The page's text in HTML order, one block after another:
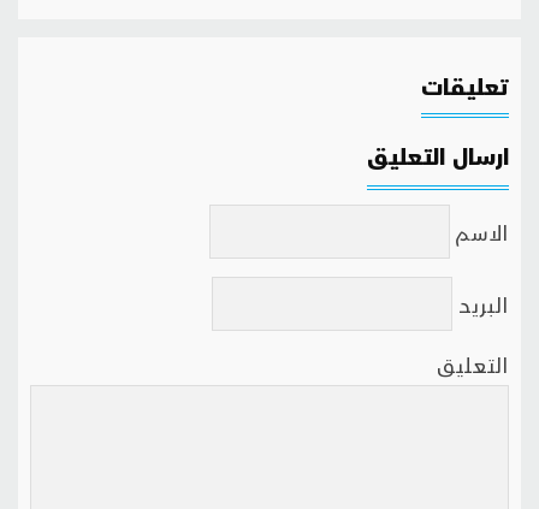
تعليقات
ارسال التعليق
الاسم
البريد
التعليق